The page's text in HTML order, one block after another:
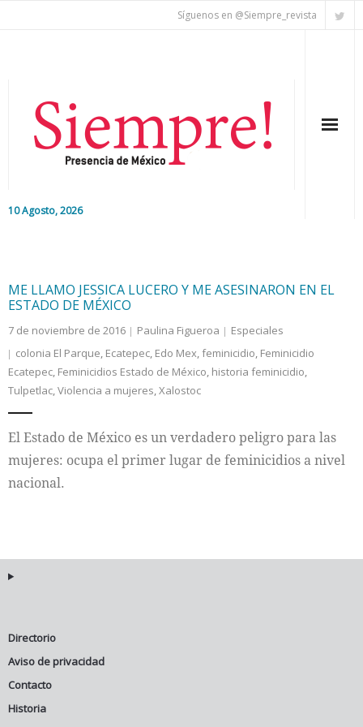
Síguenos en @Siempre_revista
10 Agosto, 2026
Colaboradores
Internacional
Cultura
ME LLAMO JESSICA LUCERO Y ME ASESINARON EN EL
ESTADO DE MÉXICO
7 de noviembre de 2016 Paulina Figueroa
Especiales
colonia El Parque, Ecatepec, Edo Mex,feminicidio, Feminicidio
Ecatepec, Feminicidios Estado de México, historia feminicidio,
Tulpetlac,Violencia a mujeres,Xalostoc
El Estado de México es un verdadero peligro para las
mujeres: ocupa el primer lugar de feminicidios a nivel
nacional.
Directorio
Aviso de privacidad
Contacto
Historia